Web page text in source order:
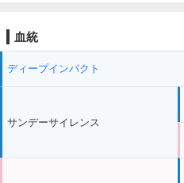
血統
ディープインパクト
サンデーサイレンス